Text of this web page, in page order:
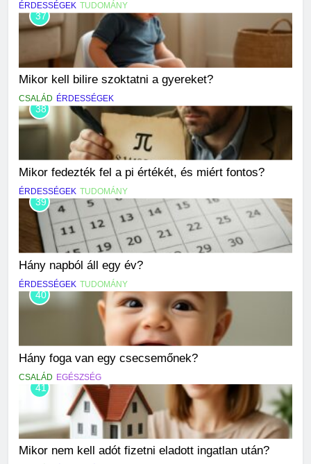
ÉRDESSÉGEK TUDOMÁNY
37
Mikor kell bilire szoktatni a gyereket?
CSALÁD ÉRDESSÉGEK
38
Mikor fedezték fel a pi értékét, és miért fontos?
ÉRDESSÉGEK TUDOMÁNY
39
Hány napból áll egy év?
ÉRDESSÉGEK TUDOMÁNY
40
Hány foga van egy csecsemőnek?
CSALÁD EGÉSZSÉG
41
Mikor nem kell adót fizetni eladott ingatlan után?